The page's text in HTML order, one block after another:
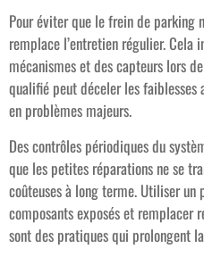
Pour éviter que le frein de parking
remplace l’entretien régulier.
mécanismes et des capteurs lors
qualifié peut déceler les faiblesses
en problèmes majeurs.
Des contrôles périodiques du
que les petites réparations ne se
coûteuses à long terme. Utiliser
composants exposés et
sont des pratiques qui prolongent